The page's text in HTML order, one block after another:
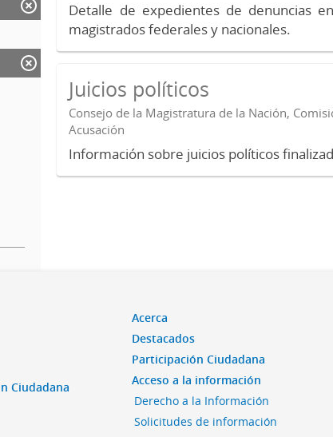
Detalle de expedientes de denuncias
magistrados federales y nacionales.
Juicios políticos
Consejo de la Magistratura de la Nación,
Acusación
Información sobre juicios políticos
Ciudadana
Acerca
Destacados
Participación Ciudadana
Acceso a la información
Derecho a la Información
Solicitudes de información